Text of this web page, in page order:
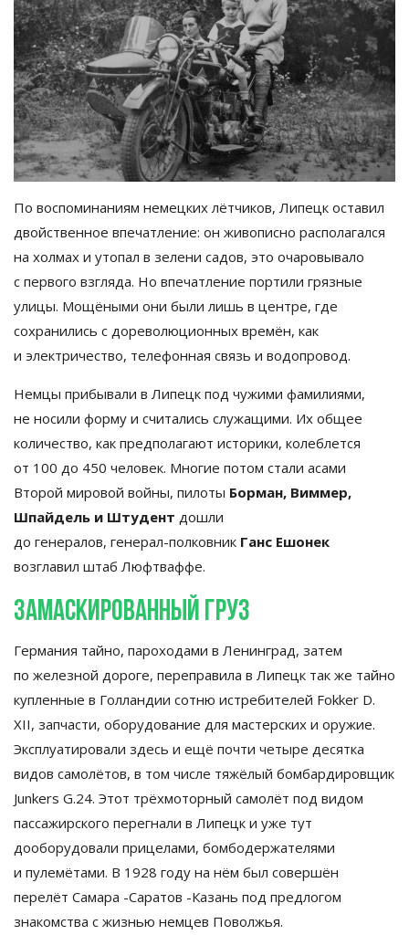
По воспоминаниям немецких лётчиков, Липецк оставил
двойственное впечатление: он живописно располагался
на холмах и утопал в зелени садов, это очаровывало
с первого взгляда. Но впечатление портили грязные
улицы. Мощёными они были лишь в центре, где
сохранились с дореволюционных времён, как
и электричество, телефонная связь и водопровод.
Немцы прибывали в Липецк под чужими фамилиями,
не носили форму и считались служащими. Их общее
количество, как предполагают историки, колеблется
от 100 до 450 человек. Многие потом стали асами
Второй мировой войны, пилоты Борман, Виммер,
Шпайдель и Штудент дошли
до генералов, генерал-полковник Ганс Ешонек
возглавил штаб Люфтваффе.
Замаскированный груз
Германия тайно, пароходами в Ленинград, затем
по железной дороге, переправила в Липецк так же тайно
купленные в Голландии сотню истребителей Fokker D.
XII, запчасти, оборудование для мастерских и оружие.
Эксплуатировали здесь и ещё почти четыре десятка
видов самолётов, в том числе тяжёлый бомбардировщик
Junkers G.24. Этот трёхмоторный самолёт под видом
пассажирского перегнали в Липецк и уже тут
дооборудовали прицелами, бомбодержателями
и пулемётами. В 1928 году на нём был совершён
перелёт Самара -Саратов -Казань под предлогом
знакомства с жизнью немцев Поволжья.